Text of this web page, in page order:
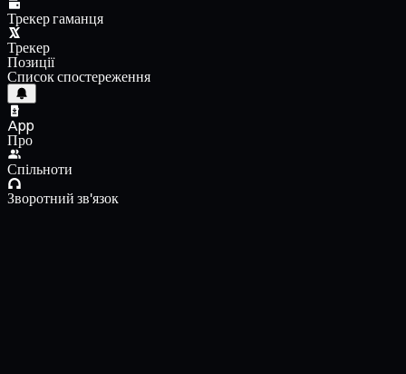
Трекер гаманця
Трекер
Позиції
Список спостереження
App
Про
Спільноти
Зворотний зв'язок